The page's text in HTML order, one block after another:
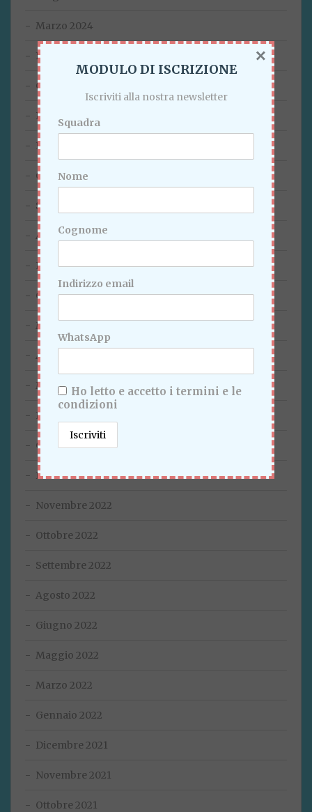
Marzo 2024
Febbraio 2024
Gennaio 2024
Dicembre 2023
Novembre 2023
Ottobre 2023
Settembre 2023
Agosto 2023
Luglio 2023
Giugno 2023
Maggio 2023
Aprile 2023
Marzo 2023
Febbraio 2023
Gennaio 2023
Dicembre 2022
Novembre 2022
Ottobre 2022
Settembre 2022
Agosto 2022
Giugno 2022
Maggio 2022
Marzo 2022
Gennaio 2022
Dicembre 2021
Novembre 2021
Ottobre 2021
MODULO DI ISCRIZIONE
Iscriviti alla nostra newsletter
Squadra
Nome
Cognome
Indirizzo email
WhatsApp
Ho letto e accetto i termini e le
condizioni
×